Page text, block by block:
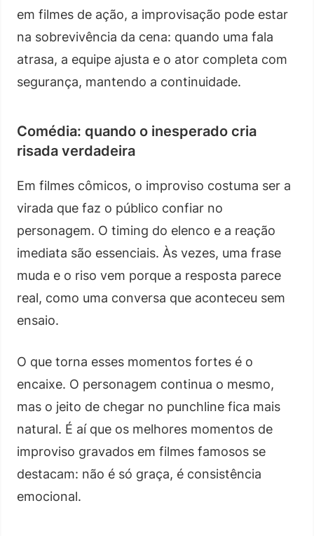
em filmes de ação, a improvisação pode estar
na sobrevivência da cena: quando uma fala
atrasa, a equipe ajusta e o ator completa com
segurança, mantendo a continuidade.
Comédia: quando o inesperado cria
risada verdadeira
Em filmes cômicos, o improviso costuma ser a
virada que faz o público confiar no
personagem. O timing do elenco e a reação
imediata são essenciais. Às vezes, uma frase
muda e o riso vem porque a resposta parece
real, como uma conversa que aconteceu sem
ensaio.
O que torna esses momentos fortes é o
encaixe. O personagem continua o mesmo,
mas o jeito de chegar no punchline fica mais
natural. É aí que os melhores momentos de
improviso gravados em filmes famosos se
destacam: não é só graça, é consistência
emocional.